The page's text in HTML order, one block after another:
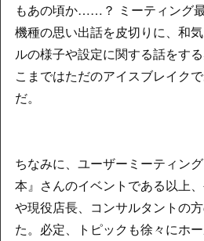
もあの頃か……？ ミーティング
機種の思い出話を皮切りに、和
ルの様子や設定に関する話をす
こまではただのアイスブレイク
だ。
ちなみに、ユーザーミーティン
本』さんのイベントである以上
や現役店長、コンサルタントの
た。必定、トピックも徐々にホ